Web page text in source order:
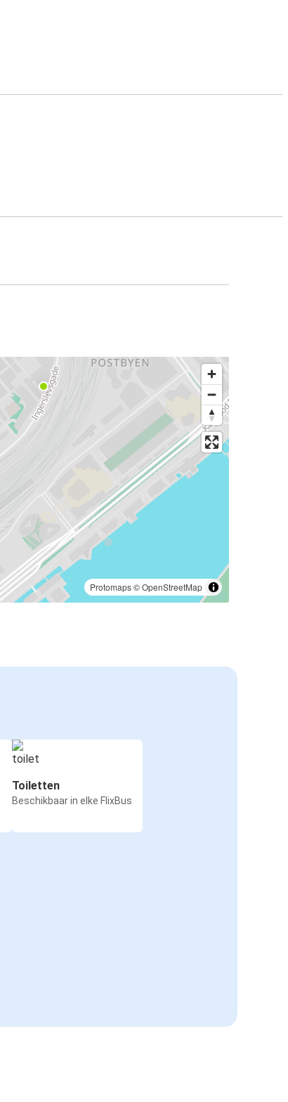
Protomaps©OpenStreetMap
Toiletten
Beschikbaar in elke FlixBus